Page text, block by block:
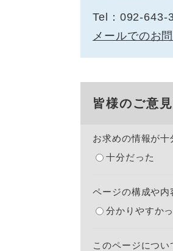
Tel：092-643-
メールでのお
皆様のご意
お求めの情報が十
十分だった
ページの構成や内
分かりやすか
このページにつ